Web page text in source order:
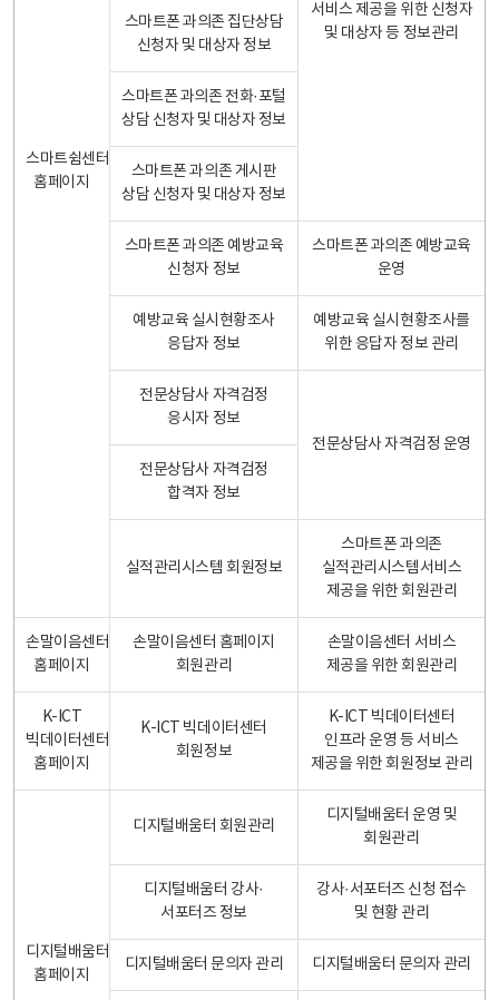
스마트쉼센터
홈페이지
서비스 제공을 위한 신청자
및 대상자 등 정보관리
스마트폰 과의존 집단상담
신청자 및 대상자 정보
스마트폰 과의존 전화·포털
상담 신청자 및 대상자 정보
스마트폰 과의존 게시판
상담 신청자 및 대상자 정보
스마트폰 과의존 예방교육
신청자 정보
스마트폰 과의존 예방교육
운영
예방교육 실시현황조사
응답자 정보
예방교육 실시현황조사를
위한 응답자 정보 관리
전문상담사 자격검정
응시자 정보
전문상담사 자격검정 운영
전문상담사 자격검정
합격자 정보
실적관리시스템 회원정보
스마트폰 과의존
실적관리시스템서비스
제공을 위한 회원관리
손말이음센터
홈페이지
손말이음센터 홈페이지
회원관리
손말이음센터 서비스
제공을 위한 회원관리
K-ICT
빅데이터센터
홈페이지
K-ICT 빅데이터센터
회원정보
K-ICT 빅데이터센터
인프라 운영 등 서비스
제공을 위한 회원정보 관리
디지털배움터
홈페이지
디지털배움터 회원관리
디지털배움터 운영 및
회원관리
디지털배움터 강사·
서포터즈 정보
강사·서포터즈 신청 접수
및 현황 관리
디지털배움터 문의자 관리 디지털배움터 문의자 관리